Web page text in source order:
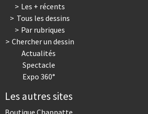
Les + récents
Tous les dessins
Par rubriques
Chercher un dessin
Actualités
Spectacle
Expo 360°
Les autres sites
Boutique Chappatte